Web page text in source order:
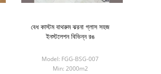
বেধ কাস্টম বাথরুম ঝরনা গ্লাস সহজ
ইনস্টলেশন বিভিন্ন রঙ
Model: FGG-BSG-007
Min: 2000m2